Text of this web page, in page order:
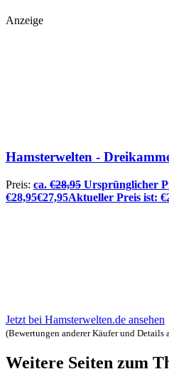
Anzeige
Hamsterwelten -
Preis: ca. €28,95 Ursprünglicher
€28,95€27,95Aktueller Preis ist:
Jetzt bei Hamsterwelten.de ansehen
(Bewertungen anderer Käufer und Details
Weitere Seiten zum